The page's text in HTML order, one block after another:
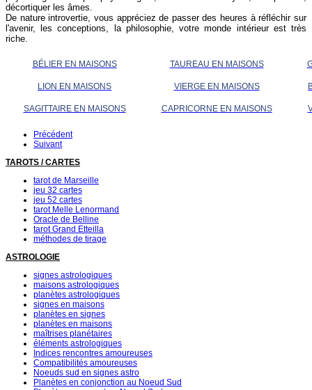
décortiquer les âmes.
De nature introvertie, vous appréciez de passer des heures à réfléchir sur
l'avenir, les conceptions, la philosophie, votre monde intérieur est très
riche.
BÉLIER EN MAISONS TAUREAU EN MAISONS
LION EN MAISONS VIERGE EN MAISONS
SAGITTAIRE EN MAISONS CAPRICORNE EN MAISONS
Précédent
Suivant
TAROTS / CARTES
tarot de Marseille
jeu 32 cartes
jeu 52 cartes
tarot Melle Lenormand
Oracle de Belline
tarot Grand Etteilla
méthodes de tirage
ASTROLOGIE
signes astrologiques
maisons astrologiques
planètes astrologiques
signes en maisons
planètes en signes
planètes en maisons
maîtrises planétaires
éléments astrologiques
Indices rencontres amoureuses
Compatibilités amoureuses
Noeuds sud en signes astro
Planètes en conjonction au Noeud Sud